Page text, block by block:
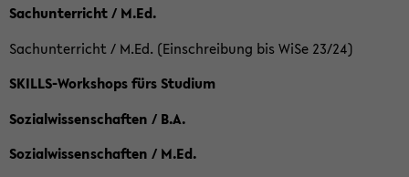
Sachunterricht / M.Ed.
Sachunterricht / M.Ed. (Einschreibung bis WiSe 23/24)
SKILLS-Workshops fürs Studium
Sozialwissenschaften / B.A.
Sozialwissenschaften / M.Ed.